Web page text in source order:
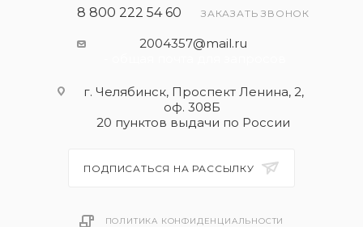
8 800 222 54 60 ЗАКАЗАТЬ ЗВОНОК
2004357@mail.ru
г. Челябинск, Проспект Ленина, 2,
оф. 308Б
20 пунктов выдачи по России
ПОДПИСАТЬСЯ НА РАССЫЛКУ
ПОЛИТИКА КОНФИДЕНЦИАЛЬНОСТИ